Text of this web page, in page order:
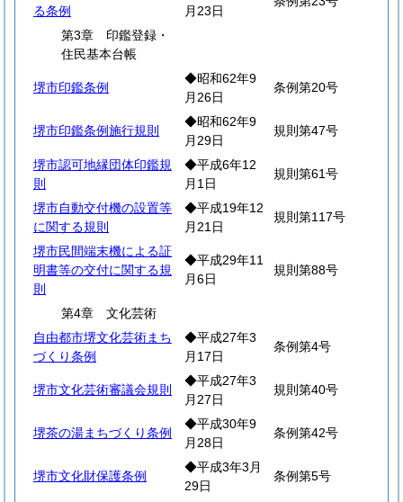
る条例
月23日
第3章 印鑑登録・
住民基本台帳
堺市印鑑条例
◆昭和62年9
月26日
条例第20号
堺市印鑑条例施行規則
◆昭和62年9
月29日
規則第47号
堺市認可地縁団体印鑑規
則
◆平成6年12
月1日
規則第61号
堺市自動交付機の設置等
に関する規則
◆平成19年12
月21日
規則第117号
堺市民間端末機による証
明書等の交付に関する規
則
◆平成29年11
月6日
規則第88号
第4章 文化芸術
自由都市堺文化芸術まち
づくり条例
◆平成27年3
月17日
条例第4号
堺市文化芸術審議会規則
◆平成27年3
月27日
規則第40号
堺茶の湯まちづくり条例
◆平成30年9
月28日
条例第42号
堺市文化財保護条例
◆平成3年3月
29日
条例第5号